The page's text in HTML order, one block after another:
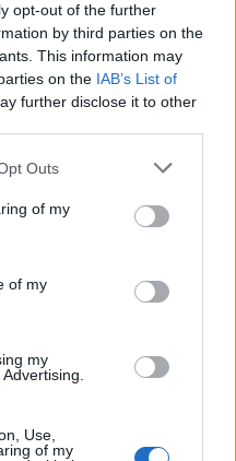
opt-out of the further
by third parties on the
This information may
on the IAB’s List of
further disclose it to other
uses one or more Google
You may click to
its third-party tags to
purposes in below Google
Outs
of my
of my
my
Use,
of my
boldogító igen
újításokkal
kollekciójában. A
ősz-téli esküvői